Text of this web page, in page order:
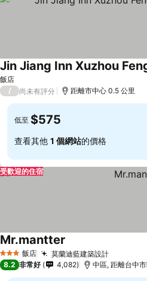
飯店
Jin Jiang Inn Xuzhou
/ 尚未有評分 距離市中心 0.5 公里
低至 $575
查看其他 1 個網站的價格
受歡迎的住宿
3 星級 飯店 莫蘭迪藍建築設計查看價格
Mr.mantter
8.2 非常好 4,082 中區, 距離台中